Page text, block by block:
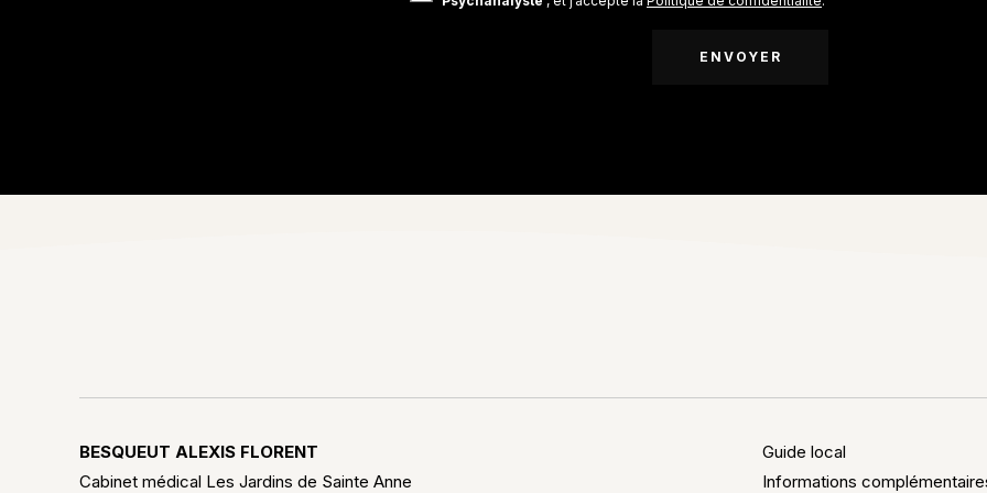
BESQUEUT ALEXIS FLORENT
Cabinet médical Les Jardins de Sainte Anne
Guide local
Informations